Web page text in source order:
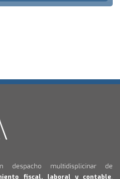
despacho multidisplicinar de
fiscal, laboral y contable,